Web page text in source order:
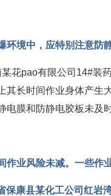
环境中，应特别注意防静
花pao有限公司14#装
其长时间作业身体产生
电膜和防静电胶板未及
作业风险未减。一些作
保康县某化工公司红岩